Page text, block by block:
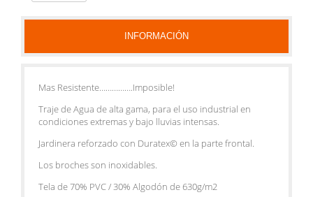
INFORMACIÓN
Mas Resistente…………….Imposible!
Traje de Agua de alta gama, para el uso industrial en
condiciones extremas y bajo lluvias intensas.
Jardinera reforzado con Duratex© en la parte frontal.
Los broches son inoxidables.
Tela de 70% PVC / 30% Algodón de 630g/m2